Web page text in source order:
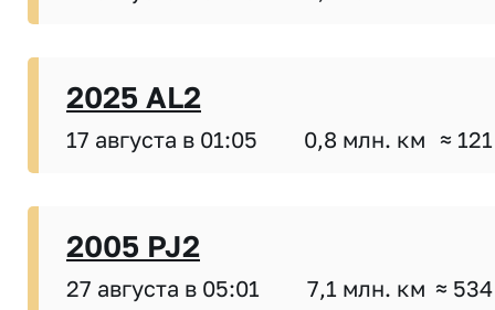
2025 AL2
17 августа в 01:05 0,8 млн. км ≈
2005 PJ2
27 августа в 05:01 7,1 млн. км ≈